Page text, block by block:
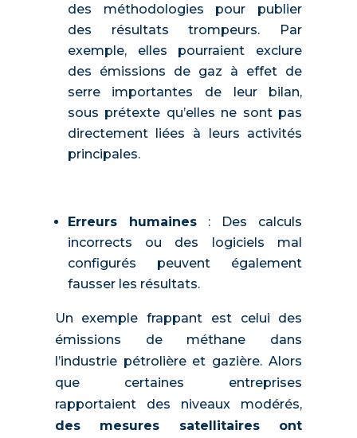
des méthodologies pour publier
des résultats trompeurs. Par
exemple, elles pourraient exclure
des émissions de gaz à effet de
serre importantes de leur bilan,
sous prétexte qu’elles ne sont pas
directement liées à leurs activités
principales.
Erreurs humaines: Des calculs
incorrects ou des logiciels mal
configurés peuvent également
fausser les résultats.
Un exemple frappant est celui des
émissions de méthane dans
l’industrie pétrolière et gazière. Alors
que certaines entreprises
rapportaient des niveaux modérés,
des mesures satellitaires ont